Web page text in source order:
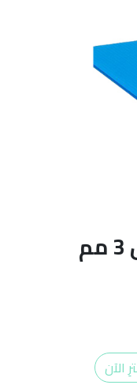
الآن